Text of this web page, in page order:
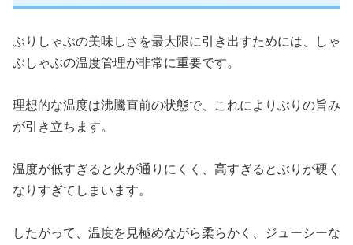
ぶりしゃぶの美味しさを最大限に引き出すためには、しゃ
ぶしゃぶの温度管理が非常に重要です。
理想的な温度は沸騰直前の状態で、これによりぶりの旨み
が引き立ちます。
温度が低すぎると火が通りにくく、高すぎるとぶりが硬く
なりすぎてしまいます。
したがって、温度を見極めながら柔らかく、ジューシーな